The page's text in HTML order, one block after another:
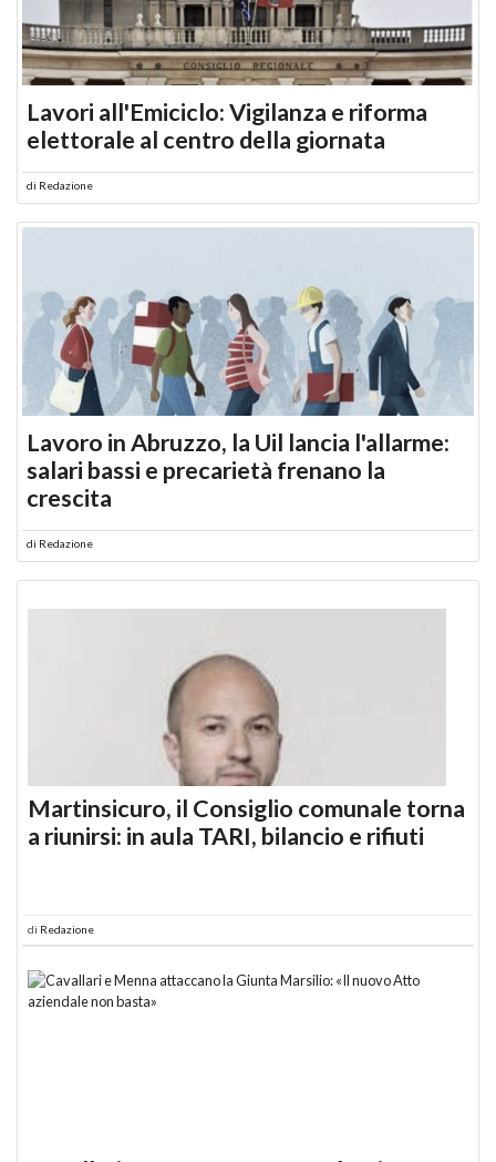
Lavori all'Emiciclo: Vigilanza e riforma
elettorale al centro della giornata
di Redazione
Lavoro in Abruzzo, la Uil lancia l'allarme:
salari bassi e precarietà frenano la
crescita
di Redazione
Martinsicuro, il Consiglio comunale torna
a riunirsi: in aula TARI, bilancio e rifiuti
di Redazione